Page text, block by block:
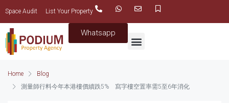
Space Audit List Your Property
Whatsapp
Home
Blog
測量師行料今年本港樓價續跌5% 寫字樓空置率需5至6年消化